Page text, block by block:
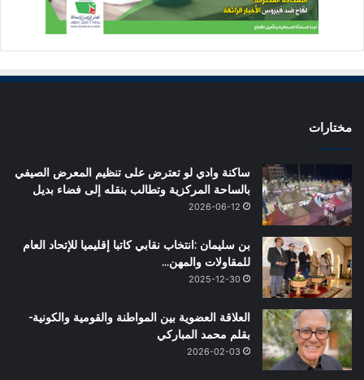
مختارات
ساكنة وادي لو تعترض على تنظيم المعرض الصيفي
بالساحة المركزية وتطالب بنقله إلى فضاء بديل
2026-06-12
بن سليمان :انتخاب نقابي كاتبا إقليميا للإتحاد العام
للمقاولات والمهن…
2025-12-30
العلاقة العضوية بين المواطنة والقومية والكونية-
بقلم محمد المباركي
2026-02-03